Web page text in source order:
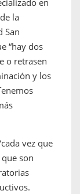
en
la
San
“hay dos
o retrasen
y los
vez que
son